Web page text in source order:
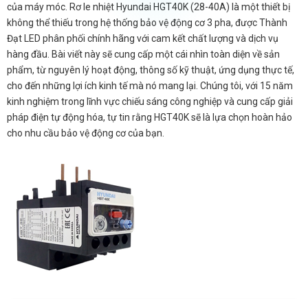
của máy móc. Rơ le nhiệt Hyundai HGT40K (28-40A) là một thiết bị
không thể thiếu trong hệ thống bảo vệ động cơ 3 pha, được Thành
Đạt LED phân phối chính hãng với cam kết chất lượng và dịch vụ
hàng đầu. Bài viết này sẽ cung cấp một cái nhìn toàn diện về sản
phẩm, từ nguyên lý hoạt động, thông số kỹ thuật, ứng dụng thực tế,
cho đến những lợi ích kinh tế mà nó mang lại. Chúng tôi, với 15 năm
kinh nghiệm trong lĩnh vực chiếu sáng công nghiệp và cung cấp giải
pháp điện tự động hóa, tự tin rằng HGT40K sẽ là lựa chọn hoàn hảo
cho nhu cầu bảo vệ động cơ của bạn.